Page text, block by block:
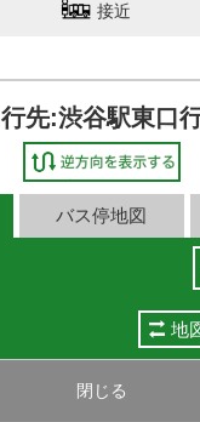
接近
行先:渋谷駅東口
バス停地図
地
閉じる